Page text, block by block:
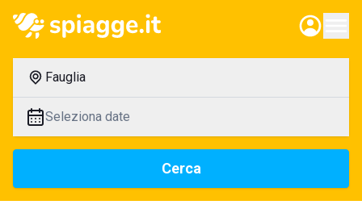
Fauglia
Seleziona date
Cerca